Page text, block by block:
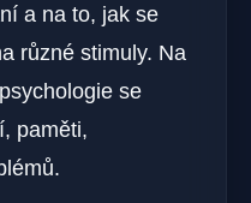
a na to, jak se
různé stimuly. Na
se
paměti,